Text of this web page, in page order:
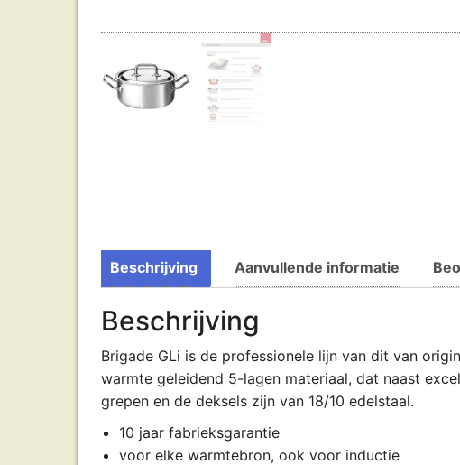
Beschrijving Aanvullende informatie
Beschrijving
Brigade GLi is de professionele lijn van dit van
warmte geleidend 5-lagen materiaal, dat naast
grepen en de deksels zijn van 18/10 edelstaal.
10 jaar fabrieksgarantie
voor elke warmtebron, ook voor inductie